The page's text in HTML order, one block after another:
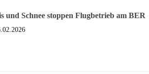
und Schnee stoppen Flugbetrieb am BER